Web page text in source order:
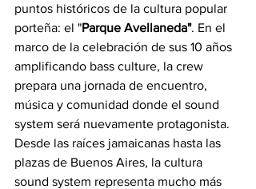
puntos históricos de la cultura popular
porteña: el "Parque Avellaneda". En el
marco de la celebración de sus 10 años
amplificando bass culture, la crew
prepara una jornada de encuentro,
música y comunidad donde el sound
system será nuevamente protagonista.
Desde las raíces jamaicanas hasta las
plazas de Buenos Aires, la cultura
sound system representa mucho más